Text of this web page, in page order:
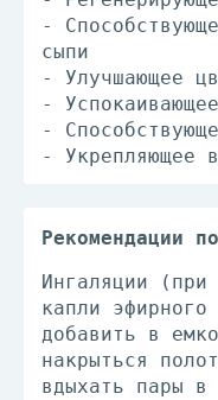
-
сыпи
- Улучшающее
- Успокаивающее
-
- Укрепляющее
Рекомендации
Ингаляции
капли
добавить в
накрыться
вдыхать пары